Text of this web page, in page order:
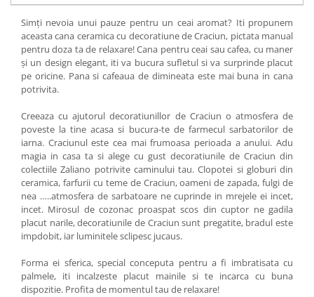
Simți nevoia unui pauze pentru un ceai aromat? Iti propunem
aceasta cana ceramica cu decoratiune de Craciun, pictata manual
pentru doza ta de relaxare! Cana pentru ceai sau cafea, cu maner
și un design elegant, iti va bucura sufletul si va surprinde placut
pe oricine. Pana si cafeaua de dimineata este mai buna in cana
potrivita.
Creeaza cu ajutorul decoratiunillor de Craciun o atmosfera de
poveste la tine acasa si bucura-te de farmecul sarbatorilor de
iarna. Craciunul este cea mai frumoasa perioada a anului. Adu
magia in casa ta si alege cu gust decoratiunile de Craciun din
colectiile Zaliano potrivite caminului tau. Clopotei si globuri din
ceramica, farfurii cu teme de Craciun, oameni de zapada, fulgi de
nea …..atmosfera de sarbatoare ne cuprinde in mrejele ei incet,
incet. Mirosul de cozonac proaspat scos din cuptor ne gadila
placut narile, decoratiunile de Craciun sunt pregatite, bradul este
impdobit, iar luminitele sclipesc jucaus.
Forma ei sferica, special conceputa pentru a fi imbratisata cu
palmele, iti incalzeste placut mainile si te incarca cu buna
dispozitie. Profita de momentul tau de relaxare!